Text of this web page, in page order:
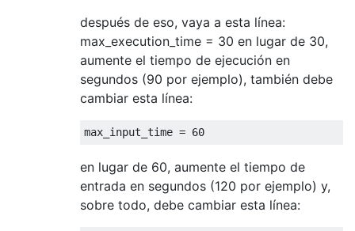
después de eso, vaya a esta línea:
max_execution_time = 30 en lugar de 30,
aumente el tiempo de ejecución en
segundos (90 por ejemplo), también debe
cambiar esta línea:
max_input_time = 60
en lugar de 60, aumente el tiempo de
entrada en segundos (120 por ejemplo) y,
sobre todo, debe cambiar esta línea: